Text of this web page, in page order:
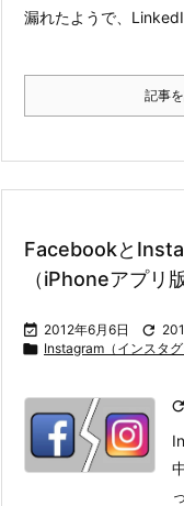
漏れたようで、
記事
Facebookと
（iPhoneアプリ版
 2012年6月6日 
 Instagram（インスタグ
